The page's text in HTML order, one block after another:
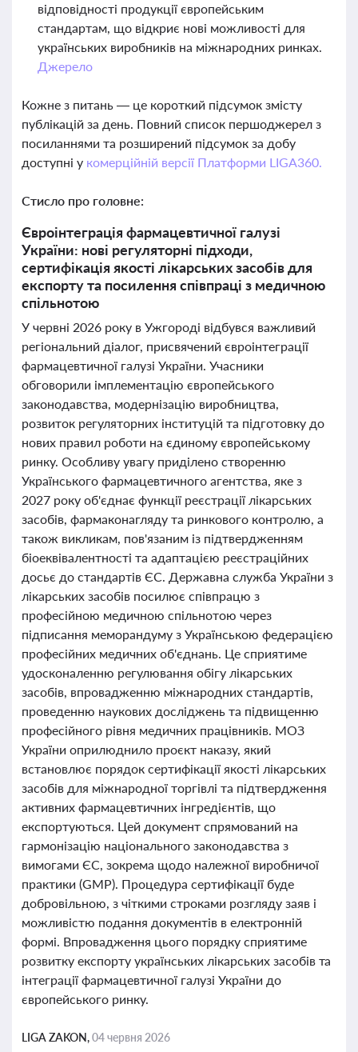
відповідності продукції європейським
стандартам, що відкриє нові можливості для
українських виробників на міжнародних ринках.
Джерело
Кожне з питань — це короткий підсумок змісту
публікацій за день. Повний список першоджерел з
посиланнями та розширений підсумок за добу
доступні у комерційній версії Платформи LIGA360.
Стисло про головне:
Євроінтеграція фармацевтичної галузі
України: нові регуляторні підходи,
сертифікація якості лікарських засобів для
експорту та посилення співпраці з медичною
спільнотою
У червні 2026 року в Ужгороді відбувся важливий
регіональний діалог, присвячений євроінтеграції
фармацевтичної галузі України. Учасники
обговорили імплементацію європейського
законодавства, модернізацію виробництва,
розвиток регуляторних інституцій та підготовку до
нових правил роботи на єдиному європейському
ринку. Особливу увагу приділено створенню
Українського фармацевтичного агентства, яке з
2027 року об'єднає функції реєстрації лікарських
засобів, фармаконагляду та ринкового контролю, а
також викликам, пов'язаним із підтвердженням
біоеквівалентності та адаптацією реєстраційних
досьє до стандартів ЄС. Державна служба України з
лікарських засобів посилює співпрацю з
професійною медичною спільнотою через
підписання меморандуму з Українською федерацією
професійних медичних об'єднань. Це сприятиме
удосконаленню регулювання обігу лікарських
засобів, впровадженню міжнародних стандартів,
проведенню наукових досліджень та підвищенню
професійного рівня медичних працівників. МОЗ
України оприлюднило проєкт наказу, який
встановлює порядок сертифікації якості лікарських
засобів для міжнародної торгівлі та підтвердження
активних фармацевтичних інгредієнтів, що
експортуються. Цей документ спрямований на
гармонізацію національного законодавства з
вимогами ЄС, зокрема щодо належної виробничої
практики (GMP). Процедура сертифікації буде
добровільною, з чіткими строками розгляду заяв і
можливістю подання документів в електронній
формі. Впровадження цього порядку сприятиме
розвитку експорту українських лікарських засобів та
інтеграції фармацевтичної галузі України до
європейського ринку.
LIGA ZAKON,04 червня 2026